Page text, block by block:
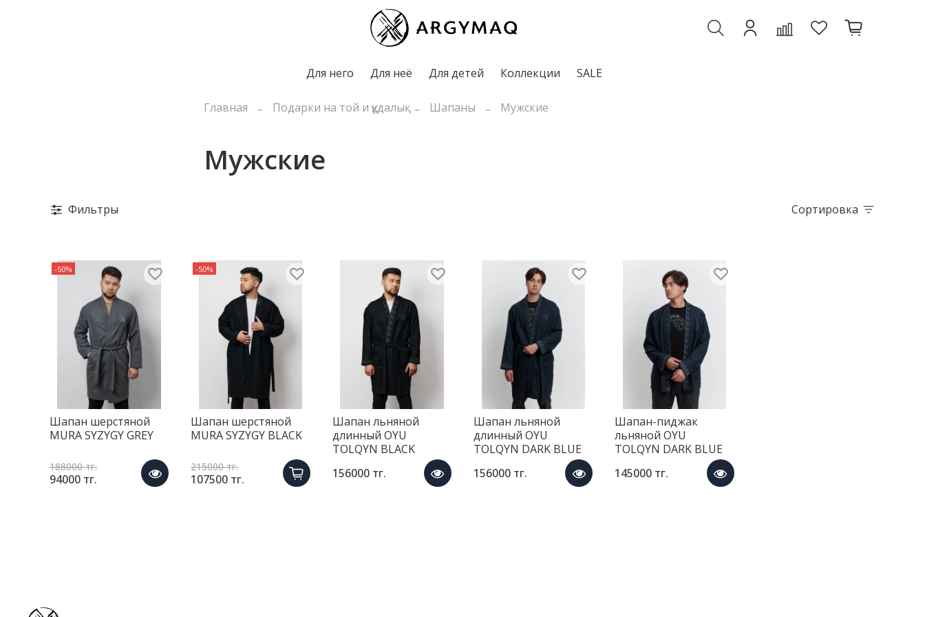
Для него Для неё Для детей Коллекции SALE
Главная Подарки на той и құдалық Шапаны Мужские
Мужские
Фильтры Сортировка
-50%
Шапан шерстяной
MURA SYZYGY GREY
188000 тг.
94000 тг.
-50%
Шапан шерстяной
MURA SYZYGY BLACK
215000 тг.
107500 тг.
Шапан льняной
длинный OYU
TOLQYN BLACK
156000 тг.
Шапан льняной
длинный OYU
TOLQYN DARK BLUE
156000 тг.
Шапан-пиджак
льняной OYU
TOLQYN DARK BLUE
145000 тг.